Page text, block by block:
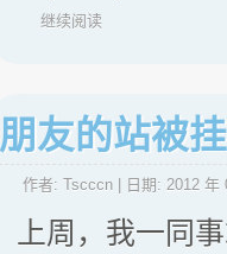
继续阅读
朋友的站被
作者: Tscccn | 日期: 2012 年
上周，我一同